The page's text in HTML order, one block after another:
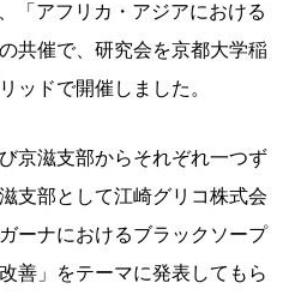
「アフリカ・アジアにおける
共催で、研究会を京都大学稲
ッドで開催しました。
京滋支部からそれぞれ一つず
支部として江崎グリコ株式会
ーナにおけるブラックソープ
善」をテーマに発表してもら